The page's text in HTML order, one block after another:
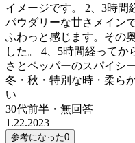
イメージです。 2、3時間
パウダリーな甘さメイン
ふわっと感じます。その
した。 4、5時間経って
さとペッパーのスパイシ
冬・秋・特別な時・柔ら
い
30代前半 ・ 無回答
1.22.2023
参考になった0